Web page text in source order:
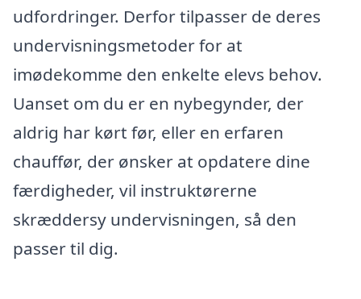
udfordringer. Derfor tilpasser de deres
undervisningsmetoder for at
imødekomme den enkelte elevs behov.
Uanset om du er en nybegynder, der
aldrig har kørt før, eller en erfaren
chauffør, der ønsker at opdatere dine
færdigheder, vil instruktørerne
skræddersy undervisningen, så den
passer til dig.